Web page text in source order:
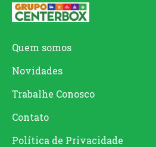
Quem somos
Novidades
Trabalhe Conosco
Contato
Política de Privacidade